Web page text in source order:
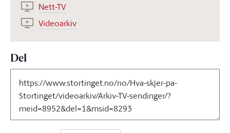
Nett-TV
Videoarkiv
Del